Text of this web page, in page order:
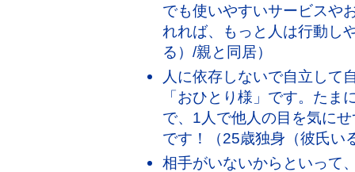
でも使いやすいサービスや
れれば、もっと人は行動し
る）/親と同居）
人に依存しないで自立して
「おひとり様」です。た
で、1人で他人の目を気に
です！（25歳独身（彼氏い
相手がいないからといって